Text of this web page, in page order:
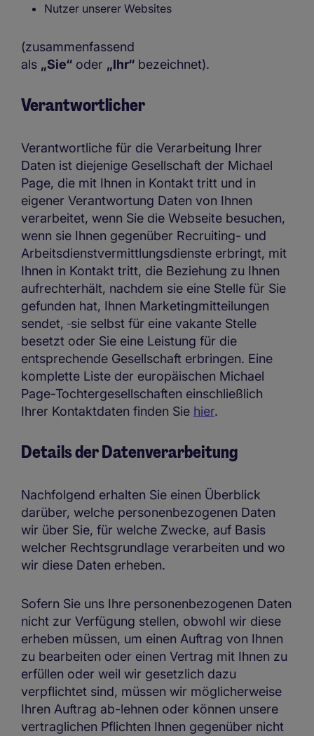
Nutzer unserer Websites
(zusammenfassend
als „Sie“ oder „Ihr“ bezeichnet).
Verantwortlicher
Verantwortliche für die Verarbeitung Ihrer
Daten ist diejenige Gesellschaft der Michael
Page, die mit Ihnen in Kontakt tritt und in
eigener Verantwortung Daten von Ihnen
verarbeitet, wenn Sie die Webseite besuchen,
wenn sie Ihnen gegenüber Recruiting- und
Arbeitsdienstvermittlungsdienste erbringt, mit
Ihnen in Kontakt tritt, die Beziehung zu Ihnen
aufrechterhält, nachdem sie eine Stelle für Sie
gefunden hat, Ihnen Marketingmitteilungen
sendet, sie selbst für eine vakante Stelle
besetzt oder Sie eine Leistung für die
entsprechende Gesellschaft erbringen. Eine
komplette Liste der europäischen Michael
Page-Tochtergesellschaften einschließlich
Ihrer Kontaktdaten finden Sie hier.
Details der Datenverarbeitung
Nachfolgend erhalten Sie einen Überblick
darüber, welche personenbezogenen Daten
wir über Sie, für welche Zwecke, auf Basis
welcher Rechtsgrundlage verarbeiten und wo
wir diese Daten erheben.
Sofern Sie uns Ihre personenbezogenen Daten
nicht zur Verfügung stellen, obwohl wir diese
erheben müssen, um einen Auftrag von Ihnen
zu bearbeiten oder einen Vertrag mit Ihnen zu
erfüllen oder weil wir gesetzlich dazu
verpflichtet sind, müssen wir möglicherweise
Ihren Auftrag ab-lehnen oder können unsere
vertraglichen Pflichten Ihnen gegenüber nicht